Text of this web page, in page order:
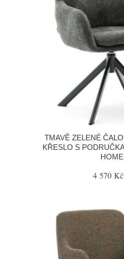
TMAVĚ ZELENÉ
KŘESLO S
HOME
4 570 Kč